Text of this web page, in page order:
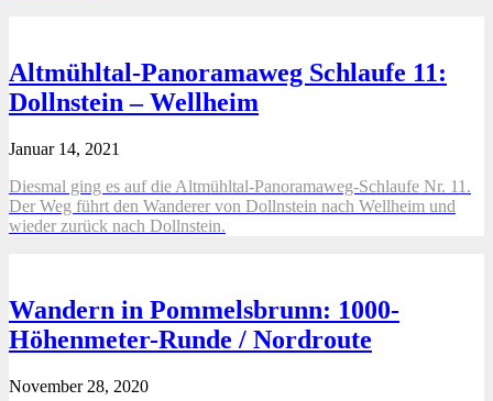
Altmühltal-Panoramaweg Schlaufe 11:
Dollnstein – Wellheim
Januar 14, 2021
Diesmal ging es auf die Altmühltal-Panoramaweg-Schlaufe Nr. 11.
Der Weg führt den Wanderer von Dollnstein nach Wellheim und
wieder zurück nach Dollnstein.
Wandern in Pommelsbrunn: 1000-
Höhenmeter-Runde / Nordroute
November 28, 2020